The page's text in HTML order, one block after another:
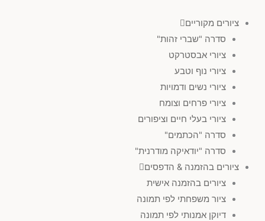
ציורים מקוריים
סדרה "שברי זהות"
ציורי אבסטרקט
ציורי נוף וטבע
ציורי נשים ודמויות
ציורי פרחים וצומח
ציורי בעלי חיים וציפורים
סדרה "הכתמים"
סדרה "יודאיקה מודרנית"
ציורים בהזמנה & הדפסים
ציורים בהזמנה אישית
ציור משפחתי לפי תמונה
דיוקן אמנותי לפי תמונה